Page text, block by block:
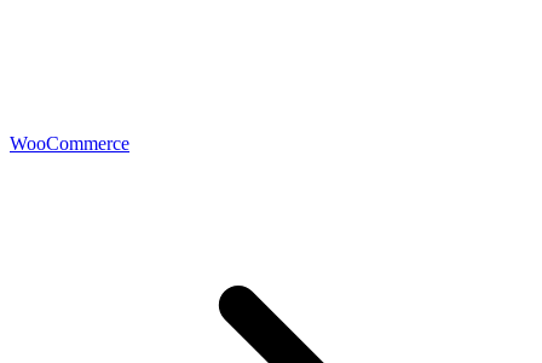
WooCommerce